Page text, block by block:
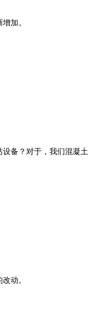
加。
备？对于，我们混凝土
动。